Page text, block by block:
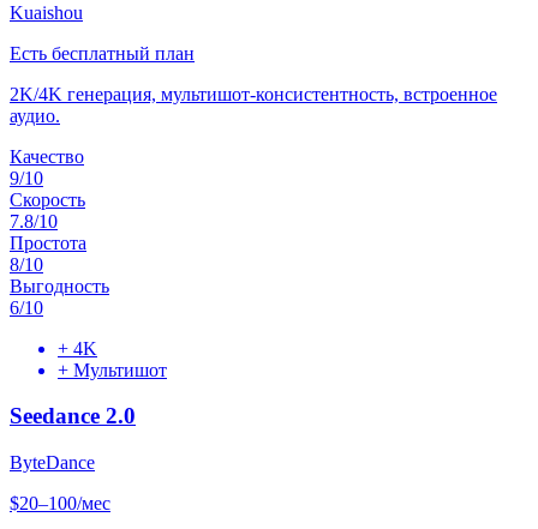
Kuaishou
Есть бесплатный план
2K/4K генерация, мультишот-консистентность, встроенное
аудио.
Качество
9/10
Скорость
7.8/10
Простота
8/10
Выгодность
6/10
+ 4K
+ Мультишот
Seedance 2.0
ByteDance
$20–100/мес